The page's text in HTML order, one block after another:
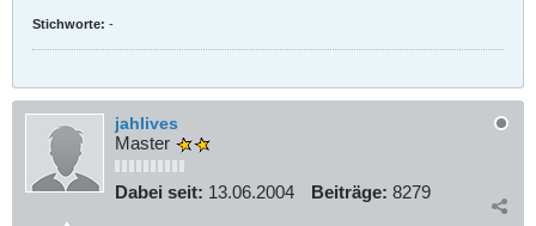
Stichworte: -
jahlives
Master
Dabei seit: 13.06.2004 Beiträge: 8279